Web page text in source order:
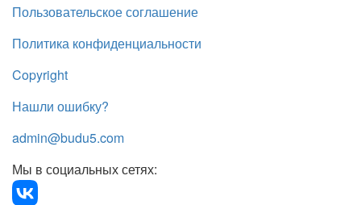
Пользовательское соглашение
Политика конфиденциальности
Copyright
Нашли ошибку?
admin@budu5.com
Мы в социальных сетях: